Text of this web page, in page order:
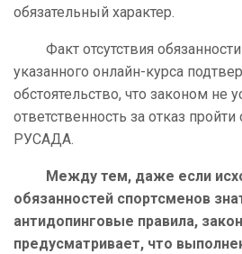
обязательный характер.
Факт отсутствия
указанного онлайн-курса
обстоятельство, что законом не
ответственность за отказ
РУСАДА.
Между тем, даже если
обязанностей спортсменов
антидопинговые правила,
предусматривает, что